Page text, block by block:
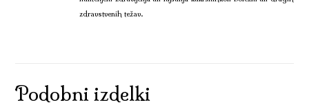
zdravstvenih težav.
Podobni izdelki